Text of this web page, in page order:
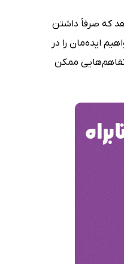
که صرفاً داشتن
ایده‌مان را در
ممکن